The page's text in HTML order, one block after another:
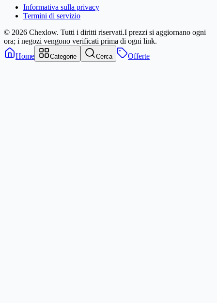
Informativa sulla privacy
Termini di servizio
© 2026 Chexlow. Tutti i diritti riservati.I prezzi si aggiornano ogni
ora; i negozi vengono verificati prima di ogni link.
Home
Categorie Cerca Offerte